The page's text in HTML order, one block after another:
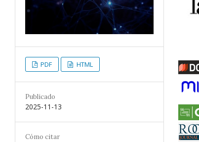
PDF HTML
Publicado
2025-11-13
Cómo citar